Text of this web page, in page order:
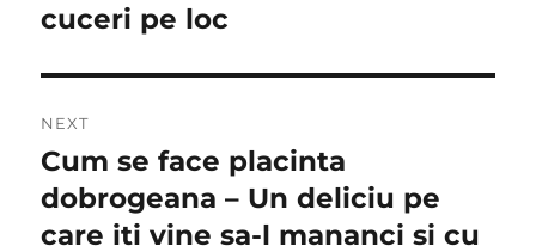
cuceri pe loc
NEXT
Next
post:
Cum se face placinta
dobrogeana – Un deliciu pe
care iti vine sa-l mananci si cu